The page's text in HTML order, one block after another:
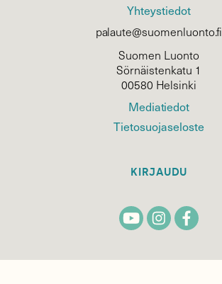
Yhteystiedot
palaute@suomenluonto.fi
Suomen Luonto
Sörnäistenkatu 1
00580 Helsinki
Mediatiedot
Tietosuojaseloste
KIRJAUDU